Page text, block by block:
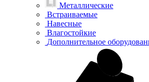
Металлические
Встраиваемые
Навесные
Влагостойкие
Дополнительное